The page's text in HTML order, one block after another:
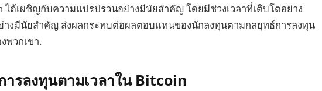
ได้เผชิญกับความแปรปรวนอย่างมีนัยสำคัญ โดยมีช่วงเวลาที่เติบโตอย่าง
างมีนัยสำคัญ ส่งผลกระทบต่อผลตอบแทนของนักลงทุนตามกลยุทธ์การลงทุน
พวกเขา.
รลงทุนตามเวลาใน Bitcoin